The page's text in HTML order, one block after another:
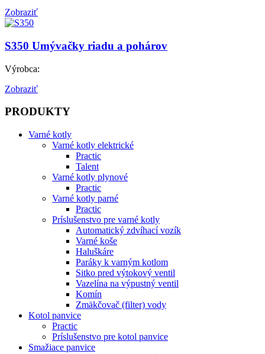
Zobraziť
S350 Umývačky riadu a pohárov
Výrobca:
Zobraziť
PRODUKTY
Varné kotly
Varné kotly elektrické
Practic
Talent
Varné kotly plynové
Practic
Varné kotly parné
Practic
Príslušenstvo pre varné kotly
Automatický zdvíhací vozík
Varné koše
Haluškáre
Paráky k varným kotlom
Sitko pred výtokový ventil
Vazelína na výpustný ventil
Komín
Zmäkčovač (filter) vody
Kotol panvice
Practic
Príslušenstvo pre kotol panvice
Smažiace panvice